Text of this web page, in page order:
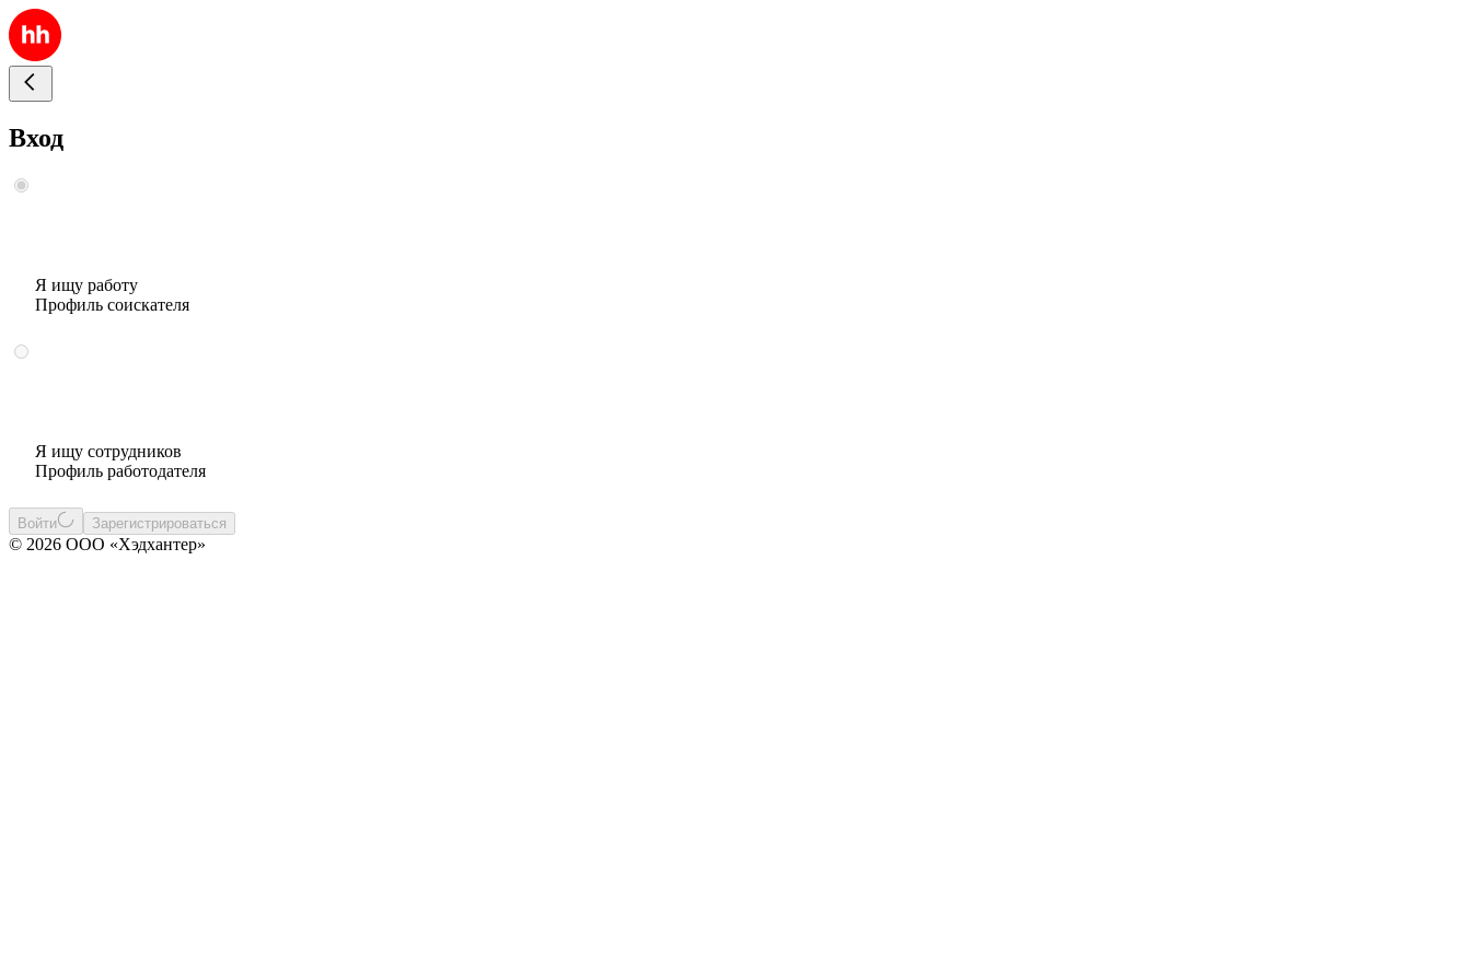
Вход
Я ищу работу
Профиль соискателя
Я ищу сотрудников
Профиль работодателя
Войти Зарегистрироваться
© 2026 ООО «Хэдхантер»